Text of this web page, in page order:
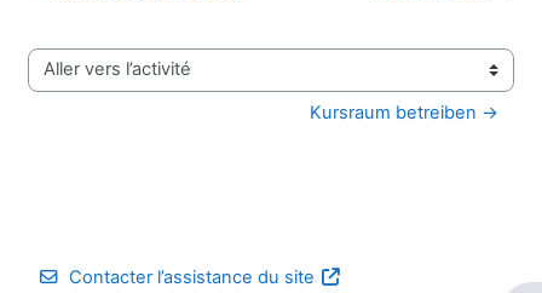
Aller vers l’activité
Kursraum betreiben →
Contacter l’assistance du site